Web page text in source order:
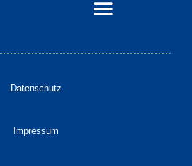
Datenschutz
Impressum